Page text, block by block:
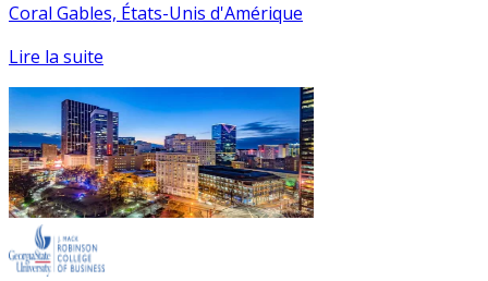
Coral Gables, États-Unis d'Amérique
Lire la suite